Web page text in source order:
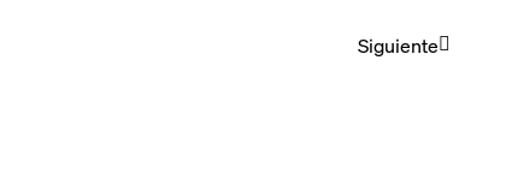
Siguiente